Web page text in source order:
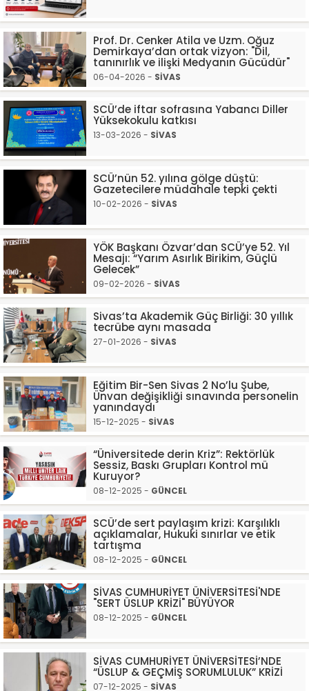
Prof. Dr. Cenker Atila ve Uzm. Oğuz
Demirkaya’dan ortak vizyon: "Dil,
tanınırlık ve ilişki Medyanın Gücüdür"
06-04-2026 - SİVAS
SCÜ’de iftar sofrasına Yabancı Diller
Yüksekokulu katkısı
13-03-2026 - SİVAS
SCÜ’nün 52. yılına gölge düştü:
Gazetecilere müdahale tepki çekti
10-02-2026 - SİVAS
YÖK Başkanı Özvar’dan SCÜ’ye 52. Yıl
Mesajı: “Yarım Asırlık Birikim, Güçlü
Gelecek”
09-02-2026 - SİVAS
Sivas’ta Akademik Güç Birliği: 30 yıllık
tecrübe aynı masada
27-01-2026 - SİVAS
Eğitim Bir-Sen Sivas 2 No’lu Şube,
Ünvan değişikliği sınavında personelin
yanındaydı
15-12-2025 - SİVAS
“Üniversitede derin Kriz”: Rektörlük
Sessiz, Baskı Grupları Kontrol mü
Kuruyor?
08-12-2025 - GÜNCEL
SCÜ’de sert paylaşım krizi: Karşılıklı
açıklamalar, Hukuki sınırlar ve etik
tartışma
08-12-2025 - GÜNCEL
SİVAS CUMHURİYET ÜNİVERSİTESİ'NDE
"SERT ÜSLUP KRİZİ" BÜYÜYOR
08-12-2025 - GÜNCEL
SİVAS CUMHURİYET ÜNİVERSİTESİ’NDE
“ÜSLUP & GEÇMİŞ SORUMLULUK” KRİZİ
07-12-2025 - SİVAS